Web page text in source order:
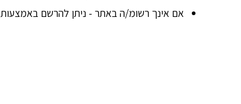
אם אינך רשומ/ה באתר - ניתן להרשם באמצעות